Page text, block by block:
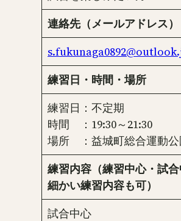
連絡先（メールアドレス）
練習日・時間・場所
練習日：不定期
時間 ：19:30～21:30
場所 ：益城町総合運動公
練習内容（練習中心・試合
細かい練習内容も可）
試合中心